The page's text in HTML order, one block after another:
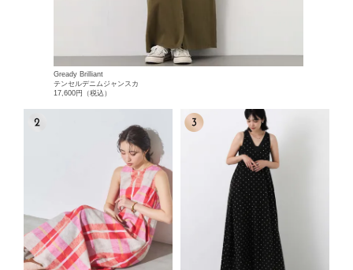
Gready Brilliant
テンセルデニムジャンスカ
17,600円（税込）